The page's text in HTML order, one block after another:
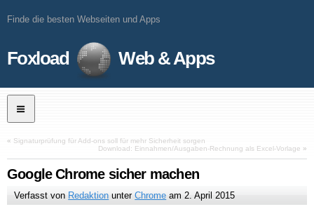
Finde die besten Webseiten und Apps
Foxload Web & Apps
« Signaturprüfung für Add-ons soll für mehr Sicherheit sorgen
Download: Einnahmen/Ausgaben-Rechnung als Excel-Vorlage »
Google Chrome sicher machen
Verfasst von Redaktion unterChrome am2. April 2015